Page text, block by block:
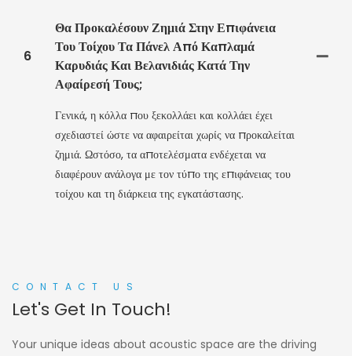
6
Θα Προκαλέσουν Ζημιά Στην Επιφάνεια
Του Τοίχου Τα Πάνελ Από Καπλαμά
Καρυδιάς Και Βελανιδιάς Κατά Την
Αφαίρεσή Τους;
Γενικά, η κόλλα που ξεκολλάει και κολλάει έχει
σχεδιαστεί ώστε να αφαιρείται χωρίς να προκαλείται
ζημιά. Ωστόσο, τα αποτελέσματα ενδέχεται να
διαφέρουν ανάλογα με τον τύπο της επιφάνειας του
τοίχου και τη διάρκεια της εγκατάστασης.
CONTACT US
Let's Get In Touch!
Your unique ideas about acoustic space are the driving